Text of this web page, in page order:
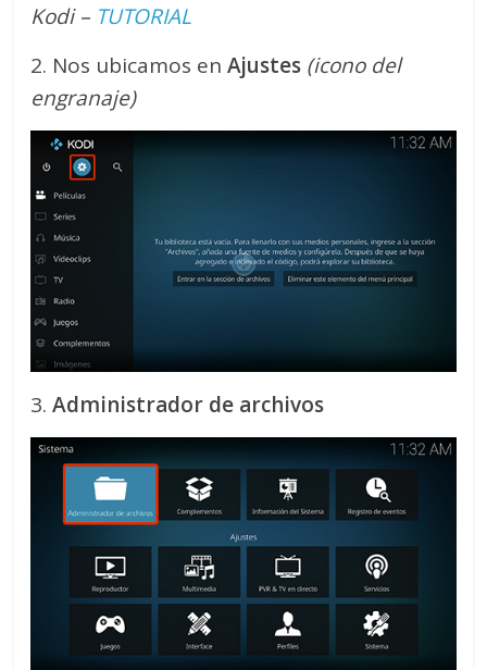
Kodi – TUTORIAL
2. Nos ubicamos enAjustes (icono del
engranaje)
3.Administrador de archivos